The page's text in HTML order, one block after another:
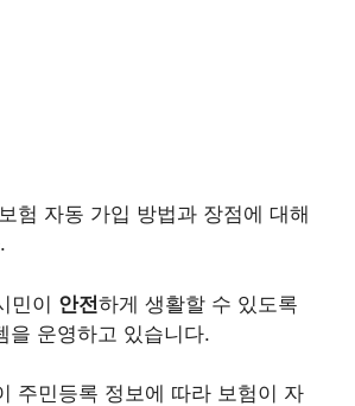
험 자동 가입 방법과 장점에 대해
민이 안전하게 생활할 수 있도록
을 운영하고 있습니다.
주민등록 정보에 따라 보험이 자